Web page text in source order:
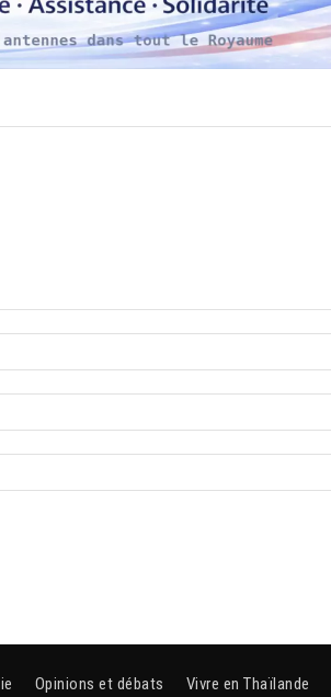
Opinions et débats Vivre en Thaïlande